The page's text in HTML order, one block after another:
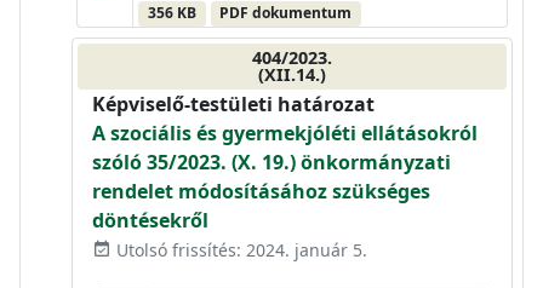
356 KB PDF dokumentum
404/2023.
(XII.14.)
Képviselő-testületi határozat
A szociális és gyermekjóléti ellátásokról
szóló 35/2023. (X. 19.) önkormányzati
rendelet módosításához szükséges
döntésekről
event_available Utolsó frissítés: 2024. január 5.